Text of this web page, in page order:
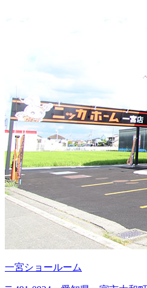
一宮ショールーム